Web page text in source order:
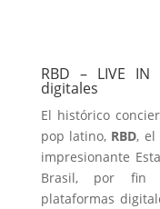
RBD – LIVE
digitales
El histórico
pop latino, RBD, el
impresionante
Brasil, por fin
plataformas